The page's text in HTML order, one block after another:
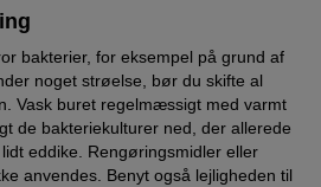
bakterier, for eksempel på grund af
noget strøelse, bør du skifte al
Vask buret regelmæssigt med varmt
de bakteriekulturer ned, der allerede
eddike. Rengøringsmidler eller
anvendes. Benyt også lejligheden til